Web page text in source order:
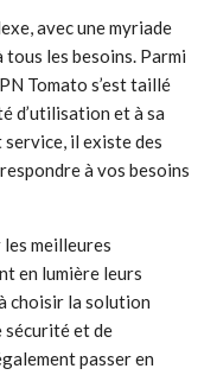
avec une myriade
les besoins. Parmi
Tomato s’est taillé
d’utilisation et à sa
il existe des
à vos besoins
meilleures
en lumière leurs
choisir la solution
sécurité et de
passer en